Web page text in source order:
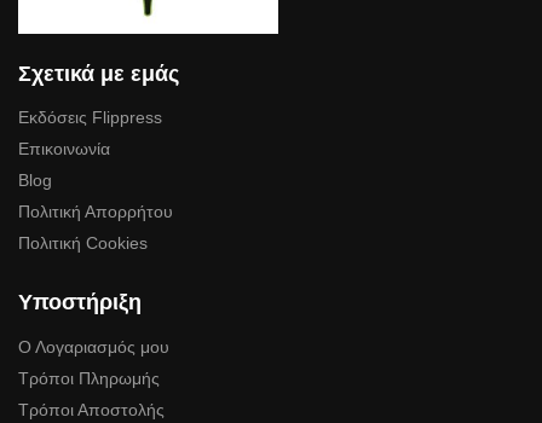
Σχετικά με εμάς
Εκδόσεις Flippress
Επικοινωνία
Blog
Πολιτική Απορρήτου
Πολιτική Cookies
Υποστήριξη
Ο Λογαριασμός μου
Τρόποι Πληρωμής
Τρόποι Αποστολής